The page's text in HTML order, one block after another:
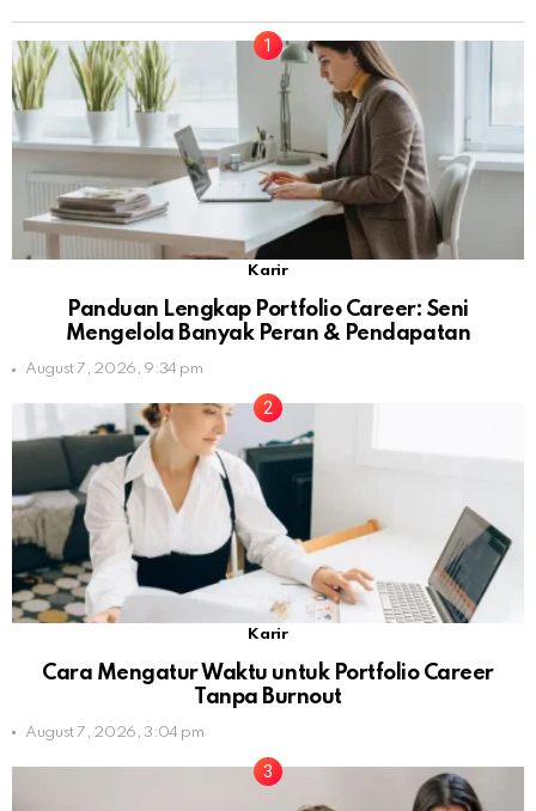
Karir
Panduan Lengkap Portfolio Career: Seni
Mengelola Banyak Peran & Pendapatan
August 7, 2026, 9:34 pm
Karir
Cara Mengatur Waktu untuk Portfolio Career
Tanpa Burnout
August 7, 2026, 3:04 pm